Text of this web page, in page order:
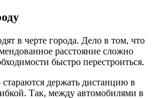
в черте города. Дело в том, что
расстояние сложно
быстро перестроиться.
держать дистанцию в
Так, между автомобилями в